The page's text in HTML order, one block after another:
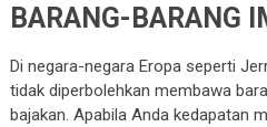
BARANG-BARANG
Di negara-negara Eropa seperti
tidak diperbolehkan membawa
bajakan. Apabila Anda kedapatan